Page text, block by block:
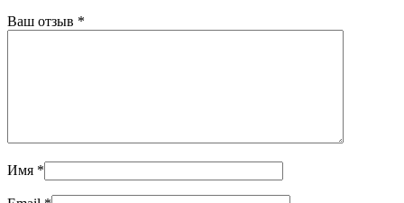
Ваш отзыв *
Имя *